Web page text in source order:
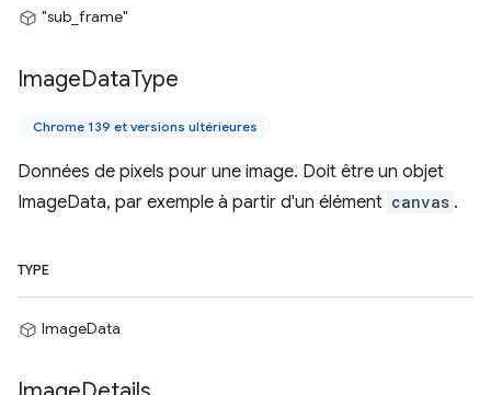
"sub_frame"
ImageDataType
Chrome 139 et versions ultérieures
Données de pixels pour une image. Doit être un objet
ImageData, par exemple à partir d'un élément canvas .
TYPE
ImageData